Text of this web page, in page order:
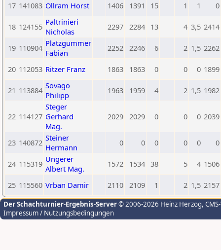
17 141083 Ollram Horst 1406 1391 15 1 1 0
18 124155 Paltrinieri
Nicholas
2297 2284 13 4 3,5 2414
19 110904 Platzgummer
Fabian
2252 2246 6 2 1,5 2262
20 112053 Ritzer Franz 1863 1863 0 0 0 1899
21 113884 Sovago
Philipp
1963 1959 4 2 1,5 1982
22 114127
Steger
Gerhard
Mag.
2029 2029 0 0 0 2039
23 140872 Steiner
Hermann
0 0 0 0 0 0
24 115319 Ungerer
Albert Mag.
1572 1534 38 5 4 1506
25 115560 Vrban Damir 2110 2109 1 2 1,5 2157
Der Schachturnier-Ergebnis-Server© 2006-2026 Heinz Herzog,
Impressum / Nutzungsbedingungen